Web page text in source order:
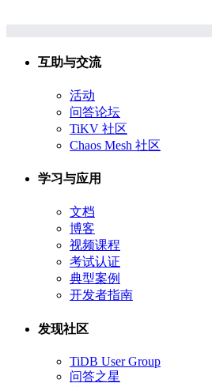
互助与交流
活动
问答论坛
TiKV 社区
Chaos Mesh 社区
学习与应用
文档
博客
视频课程
考试认证
典型案例
开发者指南
发现社区
TiDB User Group
问答之星